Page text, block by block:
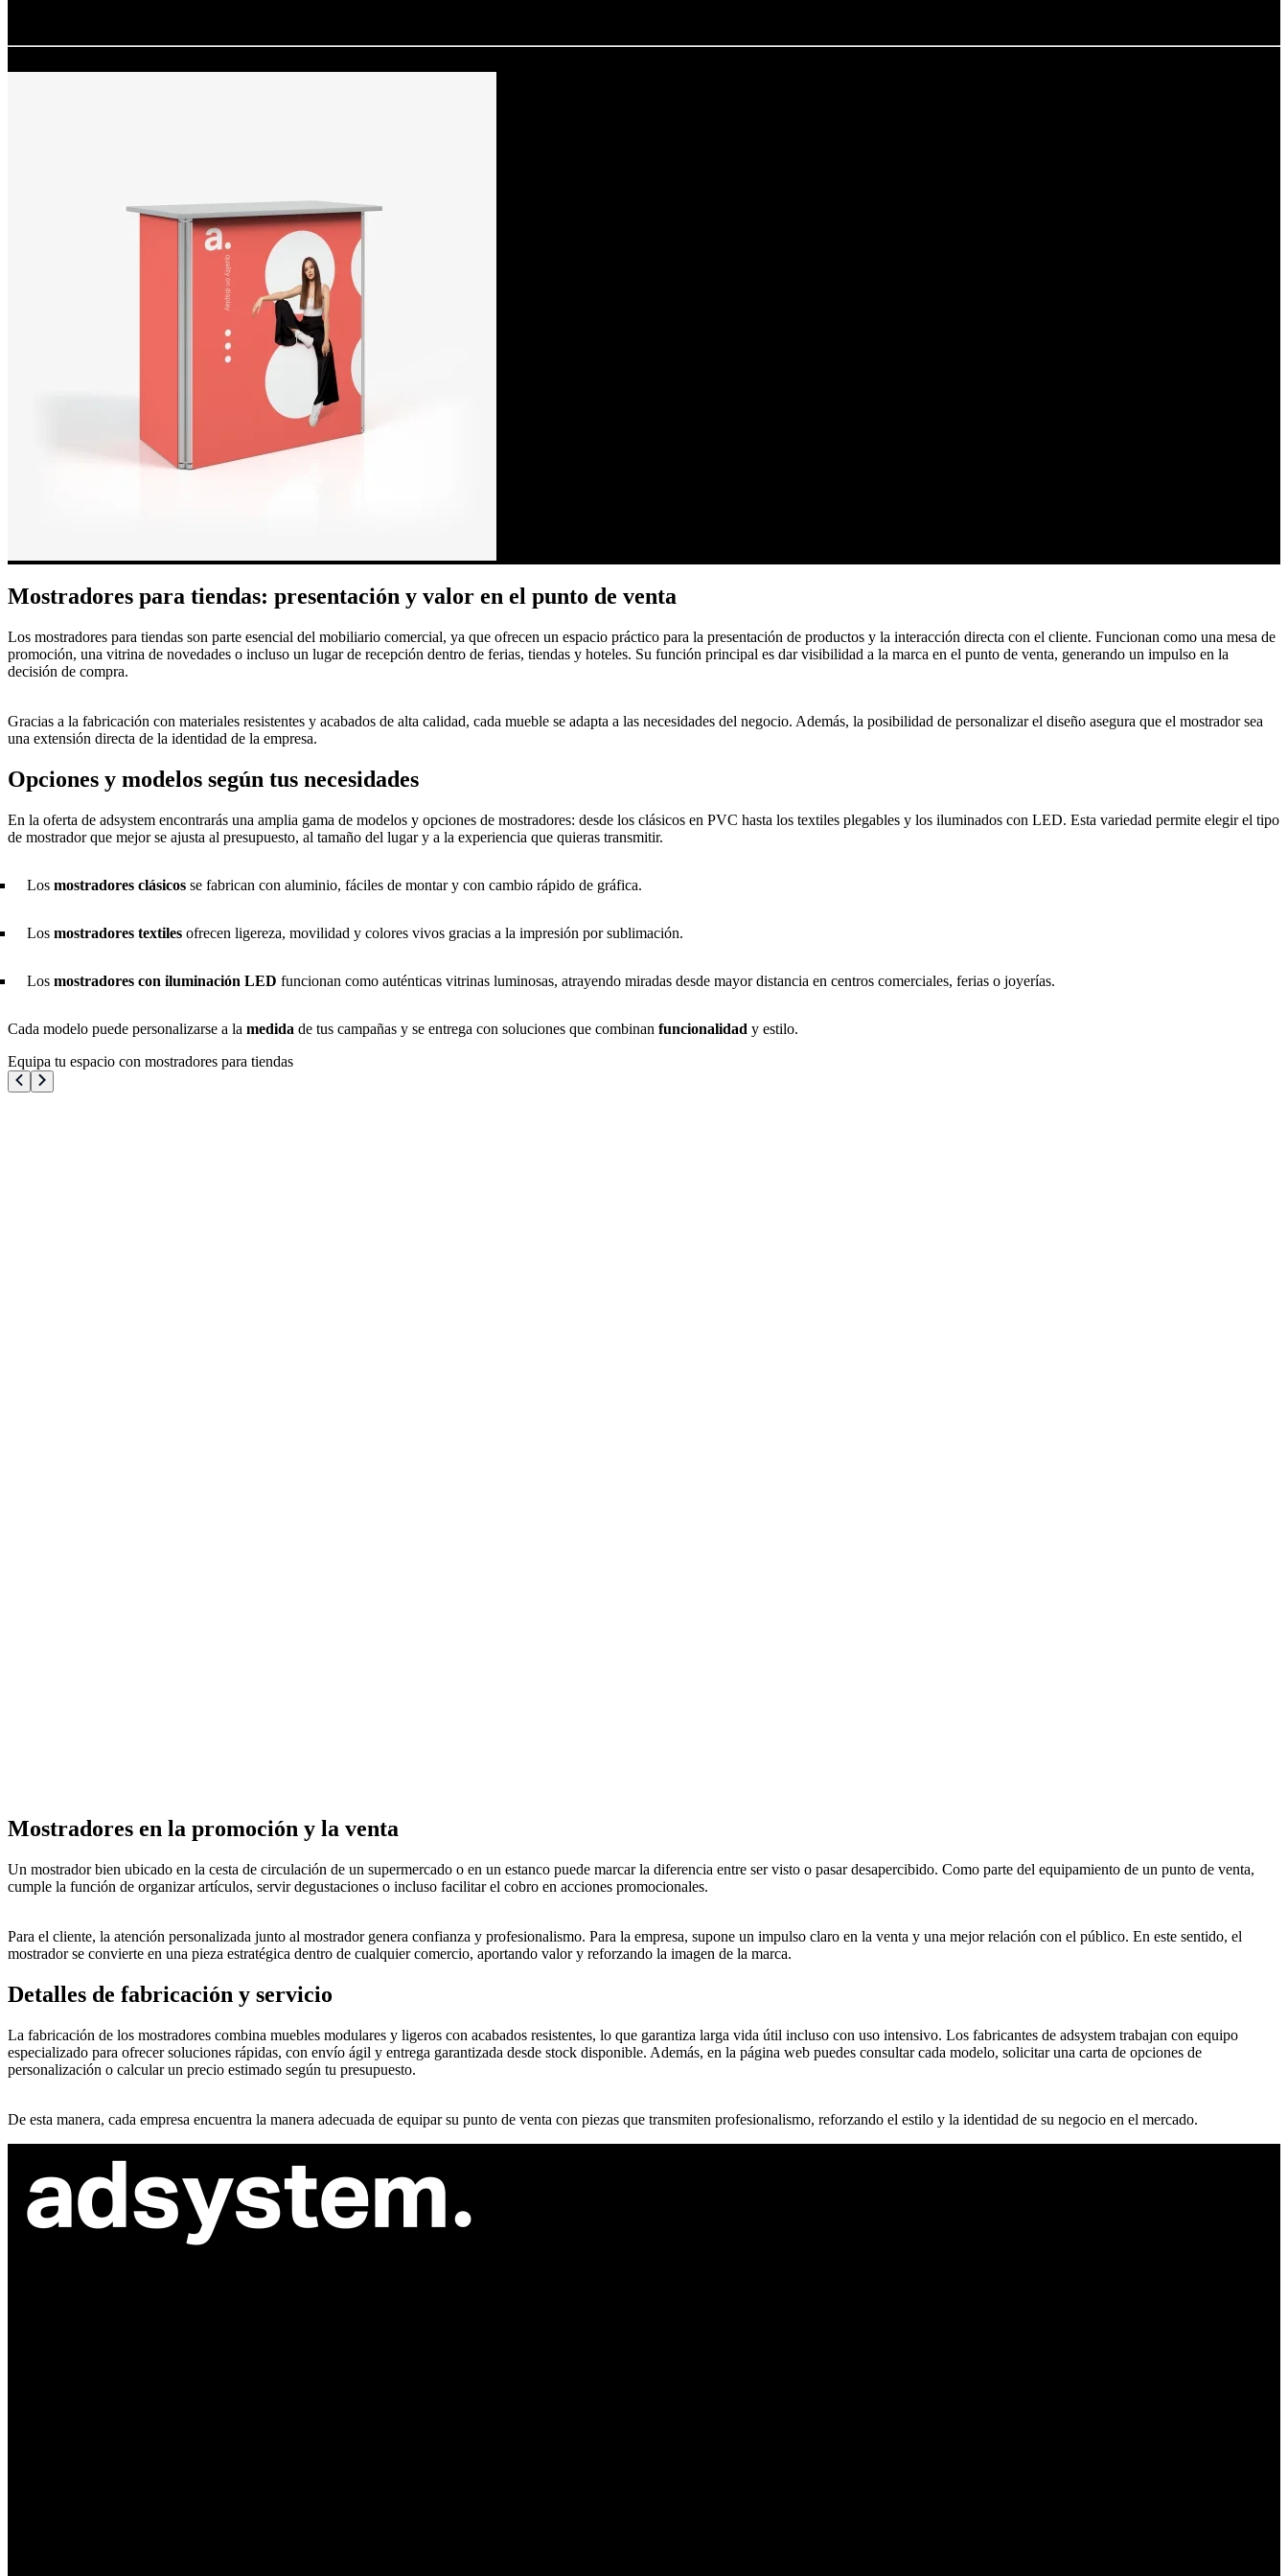
Mostradores para tiendas: presentación y valor en el punto de venta
Los mostradores para tiendas son parte esencial del mobiliario comercial, ya que ofrecen un espacio práctico para la presentación de productos y la interacción directa con el cliente. Funcionan como una mesa de
promoción, una vitrina de novedades o incluso un lugar de recepción dentro de ferias, tiendas y hoteles. Su función principal es dar visibilidad a la marca en el punto de venta, generando un impulso en la
decisión de compra.
Gracias a la fabricación con materiales resistentes y acabados de alta calidad, cada mueble se adapta a las necesidades del negocio. Además, la posibilidad de personalizar el diseño asegura que el mostrador sea
una extensión directa de la identidad de la empresa.
Opciones y modelos según tus necesidades
En la oferta de adsystem encontrarás una amplia gama de modelos y opciones de mostradores: desde los clásicos en PVC hasta los textiles plegables y los iluminados con LED. Esta variedad permite elegir el tipo
de mostrador que mejor se ajusta al presupuesto, al tamaño del lugar y a la experiencia que quieras transmitir.
Los mostradores clásicos se fabrican con aluminio, fáciles de montar y con cambio rápido de gráfica.
Los mostradores textiles ofrecen ligereza, movilidad y colores vivos gracias a la impresión por sublimación.
Los mostradores con iluminación LED funcionan como auténticas vitrinas luminosas, atrayendo miradas desde mayor distancia en centros comerciales, ferias o joyerías.
Cada modelo puede personalizarse a la medida de tus campañas y se entrega con soluciones que combinan funcionalidad y estilo.
Equipa tu espacio con mostradores para tiendas
Mostradores en la promoción y la venta
Un mostrador bien ubicado en la cesta de circulación de un supermercado o en un estanco puede marcar la diferencia entre ser visto o pasar desapercibido. Como parte del equipamiento de un punto de venta,
cumple la función de organizar artículos, servir degustaciones o incluso facilitar el cobro en acciones promocionales.
Para el cliente, la atención personalizada junto al mostrador genera confianza y profesionalismo. Para la empresa, supone un impulso claro en la venta y una mejor relación con el público. En este sentido, el
mostrador se convierte en una pieza estratégica dentro de cualquier comercio, aportando valor y reforzando la imagen de la marca.
Detalles de fabricación y servicio
La fabricación de los mostradores combina muebles modulares y ligeros con acabados resistentes, lo que garantiza larga vida útil incluso con uso intensivo. Los fabricantes de adsystem trabajan con equipo
especializado para ofrecer soluciones rápidas, con envío ágil y entrega garantizada desde stock disponible. Además, en la página web puedes consultar cada modelo, solicitar una carta de opciones de
personalización o calcular un precio estimado según tu presupuesto.
De esta manera, cada empresa encuentra la manera adecuada de equipar su punto de venta con piezas que transmiten profesionalismo, reforzando el estilo y la identidad de su negocio en el mercado.